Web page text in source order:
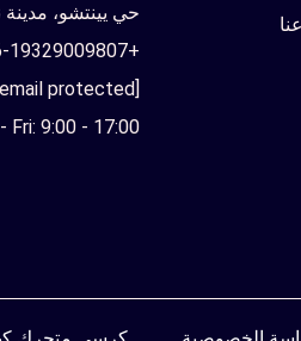
حي يينتشو، مدينة
+86-19329009807
[email protected]
Fri: 9:00 - 17:00